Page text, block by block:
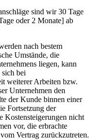
sind wir 30 Tage
oder 2 Monate] ab
nach bestem
Umstände, die
liegen, kann
bei
weiterer Arbeiten bzw.
Unternehmen den
der Kunde binnen einer
Fortsetzung der
Kostensteigerungen nicht
vor, die erbrachte
Vertrag zurückzutreten.